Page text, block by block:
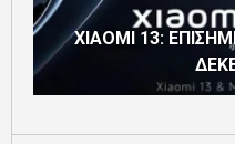
XIAOMI 13: